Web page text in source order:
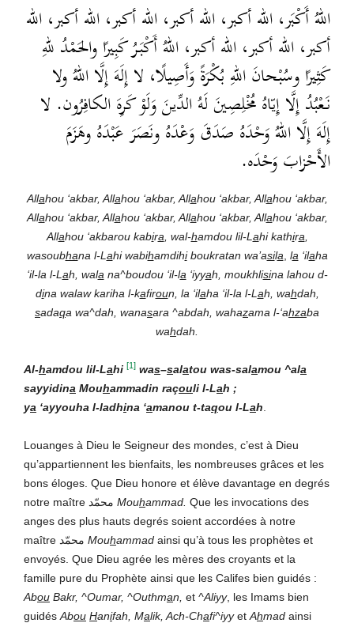
اللهُ أَكْبَر، الله أكبر، الله أكبر، الله أكبر، الله أكبر، الله
أكبر، الله أكبر، الله أكبر، اللهُ أَكْبَرُ كَبِيرًا والحَمْدُ للهِ
كَثِيرًا وسُبْحانَ اللهِ بُكْرَةً وَأَصِيلًا، لا إِلَهَ إِلَّا اللهُ ولا
نَعْبُدُ إِلَّا إِيّاهُ مُخْلِصِينَ لَهُ الدِّينَ وَلَوْ كَرِهَ الكافِرُون. لا
إِلَهَ إِلَّا اللهُ وَحْدَهُ صَدَقَ وَعْدَهُ ونَصَرَ عَبْدَهُ وهَزَمَ
الأَحْزابَ وَحْدَه.
Allahou ‘akbar, Allahou ‘akbar, Allahou ‘akbar, Allahou ‘akbar,
Allahou ‘akbar, Allahou ‘akbar, Allahou ‘akbar, Allahou ‘akbar,
Allahou ‘akbarou kabira , wal-hamdou lil-L ahi kathira
wasoubhana l-L ahi wabihamdihiboukratan wa’asila la ‘ilaha
‘il-la l-L ah, wala na^boudou ‘il-la ‘iyyah, moukhlisina lahou d-
dina walaw kariha l-kafiroun, la ‘ilaha ‘il-la l-L ah, wahdah,
sadaqa wa^dah, wanasara ^abdah, wahazama l-‘ahzaba
wahdah.
Al-hamdou lil-Lahi [1] was–salatou was-salamou ^ala
sayyidina Mouhammadin raçouli l-Lah ;
ya ‘ayyouha l-ladhina ‘amanou t-taqou l-Lah
Louanges à Dieu le Seigneur des mondes, c’est à Dieu
qu’appartiennent les bienfaits, les nombreuses grâces et les
bons éloges. Que Dieu honore et élève davantage en degrés
notre maître محمّد Mouhammad. Que les invocations des
anges des plus hauts degrés soient accordées à notre
maître محمّد Mouhammad ainsi qu’à tous les prophètes et
envoyés. Que Dieu agrée les mères des croyants et la
famille pure du Prophète ainsi que les Califes bien guidés :
Abou Bakr, ^Oumar, ^Outhman, et ^Aliyy, les Imams bien
guidés Abou Hanifah, Malik, Ach-Chafi^iyyet Ahmad ainsi